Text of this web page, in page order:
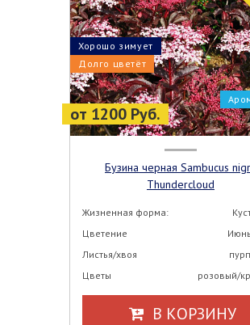
от 1200 Руб.
Долго цветёт
Хорошо зимует
Бузина черная Sambucus nigra
Thundercloud
Жизненная форма:
Цветение
Листья/хвоя
Цветы
розовый/
В КОРЗИНУ